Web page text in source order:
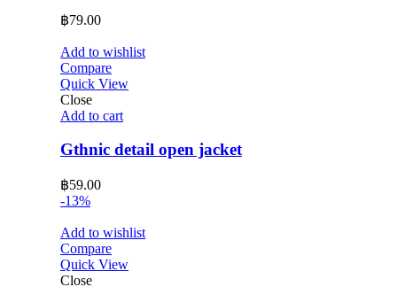
฿79.00
Add to wishlist
Compare
Quick View
Close
Add to cart
Gthnic detail open jacket
฿59.00
-13%
Add to wishlist
Compare
Quick View
Close